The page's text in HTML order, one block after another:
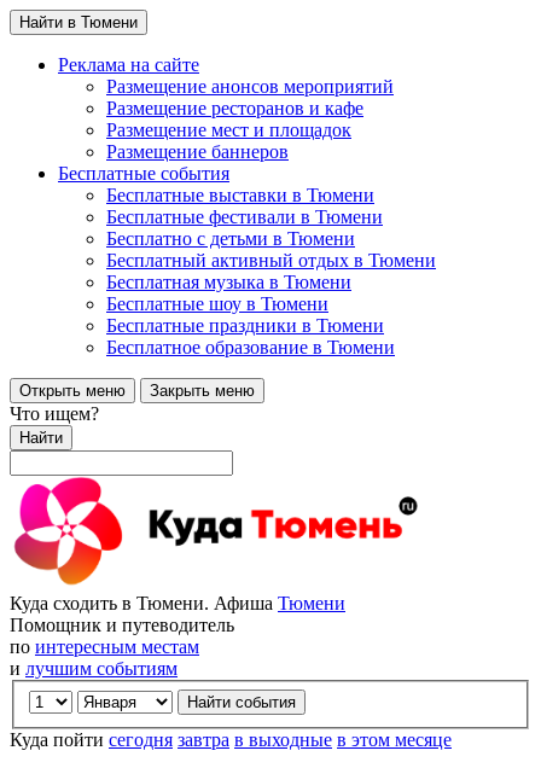
Найти в Тюмени
Реклама на сайте
Размещение анонсов мероприятий
Размещение ресторанов и кафе
Размещение мест и площадок
Размещение баннеров
Бесплатные события
Бесплатные выставки в Тюмени
Бесплатные фестивали в Тюмени
Бесплатно с детьми в Тюмени
Бесплатный активный отдых в Тюмени
Бесплатная музыка в Тюмени
Бесплатные шоу в Тюмени
Бесплатные праздники в Тюмени
Бесплатное образование в Тюмени
Открыть меню Закрыть меню
Что ищем?
Найти
Куда сходить в Тюмени. Афиша Тюмени
Помощник и путеводитель
по интересным местам
и лучшим событиям
Куда пойти сегодня завтра в выходные в этом месяце